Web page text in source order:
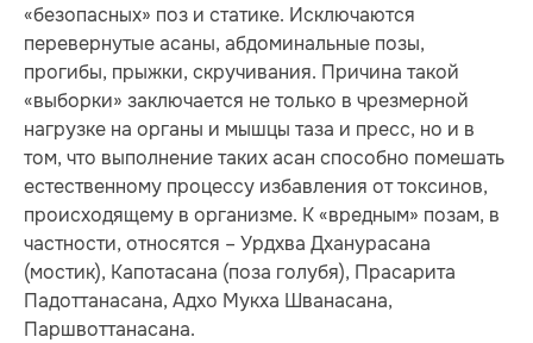
«безопасных» поз и статике. Исключаются
перевернутые асаны, абдоминальные позы,
прогибы, прыжки, скручивания. Причина такой
«выборки» заключается не только в чрезмерной
нагрузке на органы и мышцы таза и пресс, но и в
том, что выполнение таких асан способно помешать
естественному процессу избавления от токсинов,
происходящему в организме. К «вредным» позам, в
частности, относятся – Урдхва Дханурасана
(мостик), Капотасана (поза голубя), Прасарита
Падоттанасана, Адхо Мукха Шванасана,
Паршвоттанасана.